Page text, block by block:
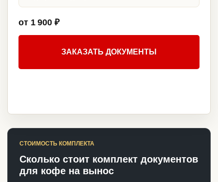
от 1 900 ₽
ЗАКАЗАТЬ ДОКУМЕНТЫ
СТОИМОСТЬ КОМПЛЕКТА
Сколько стоит комплект документов
для кофе на вынос